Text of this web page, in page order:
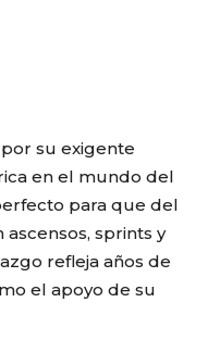
su exigente
en el mundo del
para que del
sprints y
refleja años de
el apoyo de su